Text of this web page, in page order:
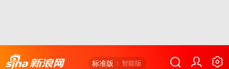
标准版 智能版